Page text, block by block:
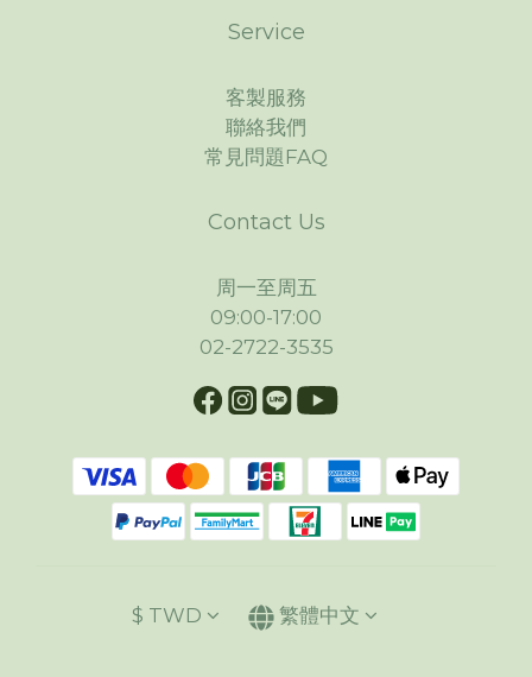
Service
客製服務
聯絡我們
常見問題FAQ
Contact Us
周一至周五
09:00-17:00
02-2722-3535
$ TWD 繁體中文